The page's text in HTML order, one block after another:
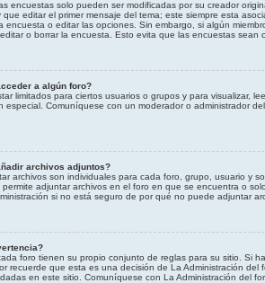
encuestas solo pueden ser modificadas por su creador
editar el primer mensaje del tema; este siempre esta
encuesta o editar las opciones. Sin embargo, si algún
o borrar la encuesta. Esto evita que las encuestas sean
a algún foro?
limitados para ciertos usuarios o grupos y para visualizar,
especial. Comuníquese con un moderador o administrador
archivos adjuntos?
archivos son individuales para cada foro, grupo, usuario y
permite adjuntar archivos en el foro en que se encuentra o
si no está seguro de por qué no puede adjuntar
foro tienen su propio conjunto de reglas para su sitio. Si
recuerde que esta es una decisión de La Administración
en este sitio. Comuníquese con La Administración del